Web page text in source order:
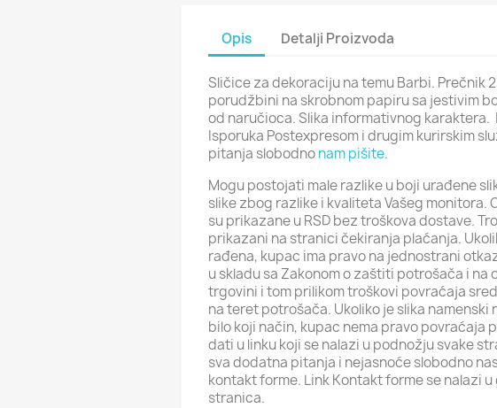
Opis Detalji Proizvoda
Sličice za dekoraciju na temu Barbi. Prečnik
porudžbini na skrobnom papiru sa jestivim
od naručioca. Slika informativnog karaktera.
Isporuka Postexpresom i drugim kurirskim
pitanja slobodnonam pišite.
Mogu postojati male razlike u boji urađene
slike zbog razlike i kvaliteta Vašeg monitora.
su prikazane u RSD bez troškova dostave.
prikazani na stranici čekiranja plaćanja.
rađena, kupac ima pravo na jednostrani
u skladu sa Zakonom o zaštiti potrošača i na
trgovini i tom prilikom troškovi povraćaja
na teret potrošača. Ukoliko je slika namenski
bilo koji način, kupac nema pravo povraćaja
dati u linku koji se nalazi u podnožju svake
sva dodatna pitanja i nejasnoće slobodno
kontakt forme. Link Kontakt forme se nalazi
stranica.